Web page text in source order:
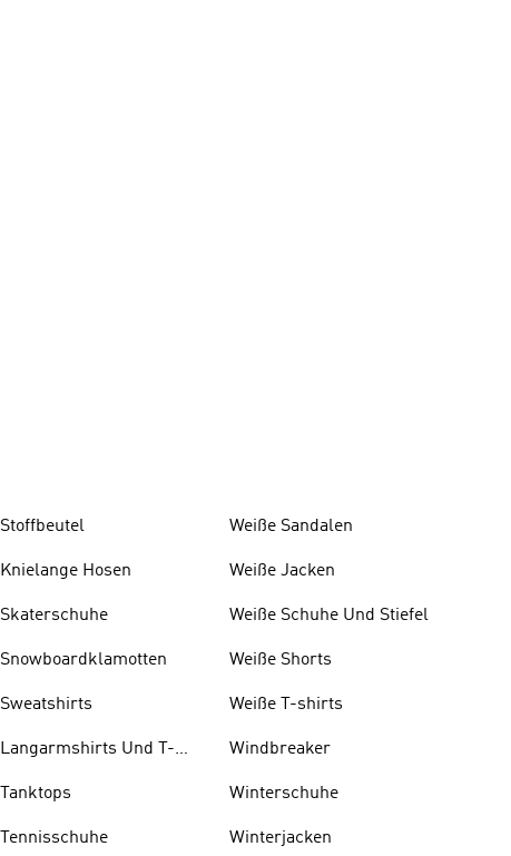
Stoffbeutel
Knielange Hosen
Skaterschuhe
Snowboardklamotten
Sweatshirts
Langarmshirts Und T-
Tanktops
Tennisschuhe
W eiße Sandalen
Weiße Jacken
Weiße Schuhe Und Stiefel
Weiße Shorts
Weiße T-shirts
Windbreaker
Winterschuhe
Winterjacken